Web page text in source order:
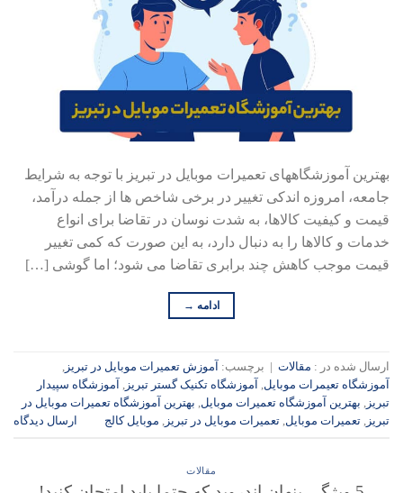
بهترین آموزشگاههای تعمیرات موبایل در تبریز با توجه به شرایط
جامعه، امروزه اندکی تغییر در برخی شاخص‌ ها از جمله درآمد،
قیمت و کیفیت کالاها، به شدت نوسان در تقاضا برای انواع
خدمات و کالاها را به دنبال دارد، به این صورت که کمی تغییر
قیمت موجب کاهش چند برابری تقاضا می‌ شود؛ اما گوشی […]
ادامه →
ارسال شده در : مقالات برچسب: آموزش تعمیرات موبایل در تبریز ,
آموزشگاه تعیمرات موبایل, آموزشگاه تکنیک گستر تبریز ,
آموزشگاه سپیدار
تبریز , بهترین آموزشگاه تعمیرات موبایل, بهترین آموزشگاه تعمیرات موبایل در
تبریز , تعمیرات موبایل, تعمیرات موبایل در تبریز , موبایل کالج ارسال دیدگاه
مقالات